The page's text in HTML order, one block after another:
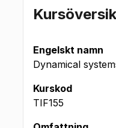
Engelskt namn
Dynamical
Kurskod
TIF155